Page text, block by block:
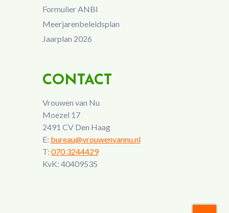
Formulier ANBI
Meerjarenbeleidsplan
Jaarplan 2026
CONTACT
Vrouwen van Nu
Moezel 17
2491 CV Den Haag
E: bureau@vrouwenvannu.nl
T: 070 3244429
KvK: 40409535